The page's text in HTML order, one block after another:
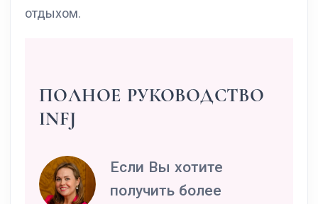
отдыхом.
ПОЛНОЕ РУКОВОДСТВО
INFJ
Если Вы хотите
получить более